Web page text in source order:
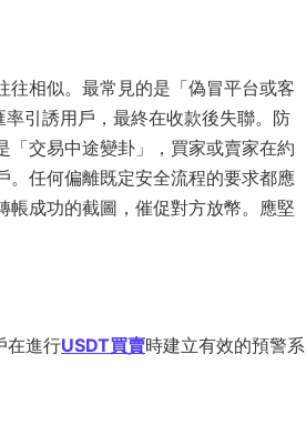
相似。最常見的是「偽冒平台或客
引誘用戶，最終在收款後失聯。防
交易中途變卦」，買家或賣家在約
。任何偏離既定安全流程的要求都應
帳成功的截圖，催促對方放幣。應堅
在進行USDT買賣時建立有效的預警系